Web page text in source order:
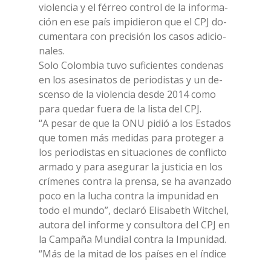
vio­len­cia y el fér­reo con­trol de la in­for­ma­
ción en ese país im­pi­die­ron que el CPJ do­
cu­men­ta­ra con pre­ci­sión los ca­sos adi­cio­
na­les.
Solo Co­lom­bia tuvo su­fi­cien­tes con­de­nas
en los ase­si­na­tos de pe­rio­di­stas y un de­
scen­so de la vio­len­cia de­sde 2014 como
para que­dar fue­ra de la li­sta del CPJ.
“A pe­sar de que la ONU pi­dió a los Esta­dos
que to­men más me­di­das para pro­te­ger a
los pe­rio­di­stas en si­tua­cio­nes de con­flic­to
ar­ma­do y para ase­gu­rar la ju­sti­cia en los
crí­me­nes con­tra la pren­sa, se ha avan­za­do
poco en la lu­cha con­tra la im­pu­ni­dad en
todo el mun­do”, de­cla­ró Eli­sa­be­th Wit­chel,
au­to­ra del in­for­me y con­sul­to­ra del CPJ en
la Cam­paña Mun­dial con­tra la Im­pu­ni­dad.
“Más de la mi­tad de los paí­ses en el ín­di­ce